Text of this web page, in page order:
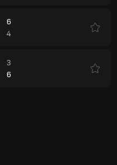
6
4
3
6